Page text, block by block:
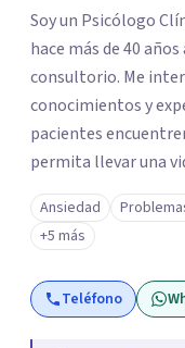
Soy un Psicólogo
hace más de 40
consultorio. Me
conocimientos y
pacientes
permita llevar una
Ansiedad
+5 más
Teléfono